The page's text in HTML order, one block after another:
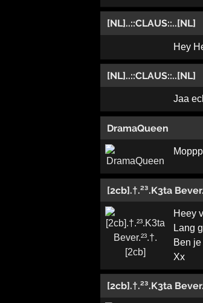
[NL]..::CLAUS::..[NL]
Hey
[NL]..::CLAUS::..[NL]
Jaa
DramaQueen
[2cb].†.²³.K3ta
Heey
Lang
Ben
Xx
[2cb].†.²³.K3ta